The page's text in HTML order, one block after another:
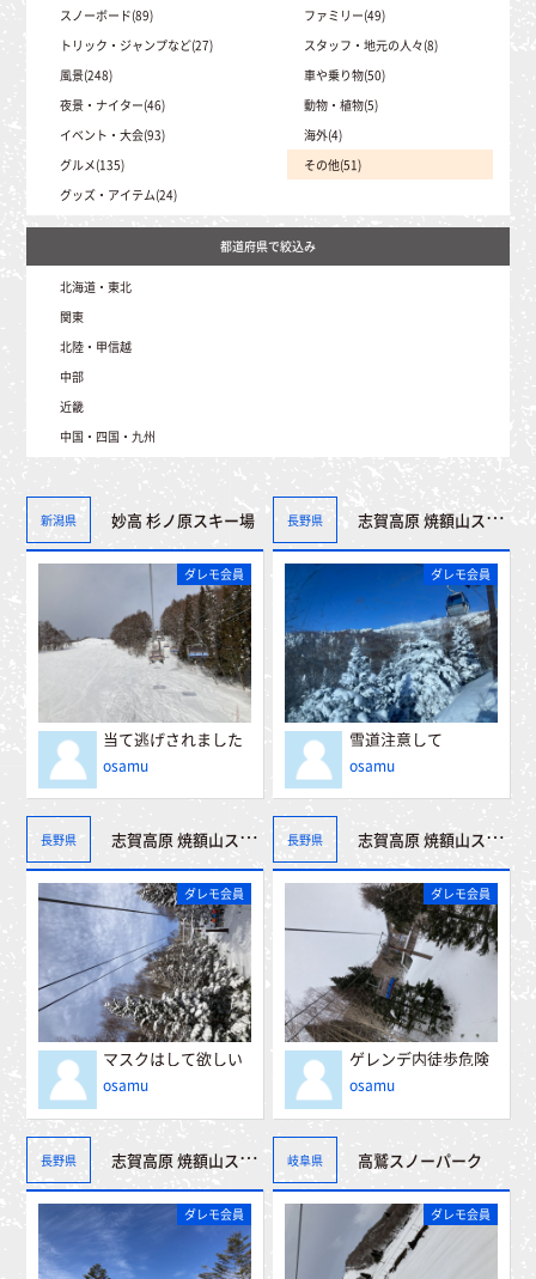
スノーボード(89)
トリック・ジャンプなど(27)
風景(248)
夜景・ナイター(46)
イベント・大会(93)
グルメ(135)
グッズ・アイテム(24)
ファミリー(49)
スタッフ・地元の人々(8)
車や乗り物(50)
動物・植物(5)
海外(4)
その他(51)
北海道・東北
北海道（41）
青森（1）
岩手（16）
山形（48）
宮城（17）
福島（102）
関東
茨城（0）
埼玉（2）
栃木（12）
千葉（0）
東京（0）
神奈川（0）
北陸・甲信越
新潟（396）
富山（14）
石川（1）
山梨（52）
中部
静岡（6）
愛知（8）
岐阜（335）
近畿
三重（2）
滋賀（33）
兵庫（70）
奈良（0）
中国・四国・九州
岡山（1）
広島（13）
山口（0）
香川（0）
徳島（0）
宮崎（0）
長崎（0）
鹿児島（0）
沖縄（0）
新潟県 妙高 杉ノ原スキー場
ダレモ会員
当て逃げされました
osamu
長野県 志賀高原 焼額山スキー場
ダレモ会員
雪道注意して
osamu
長野県 志賀高原 焼額山スキー場
ダレモ会員
マスクはして欲しい
osamu
長野県 志賀高原 焼額山スキー場
ダレモ会員
ゲレンデ内徒歩危険
osamu
長野県 志賀高原 焼額山スキー場
ダレモ会員
岐阜県 高鷲スノーパーク
ダレモ会員